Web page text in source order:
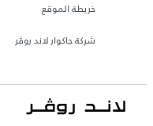
خريطة الموقع
شركة جاكوار لاند روڤر